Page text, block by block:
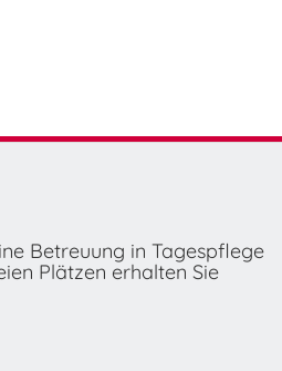
Betreuung in Tagespflege
Plätzen erhalten Sie